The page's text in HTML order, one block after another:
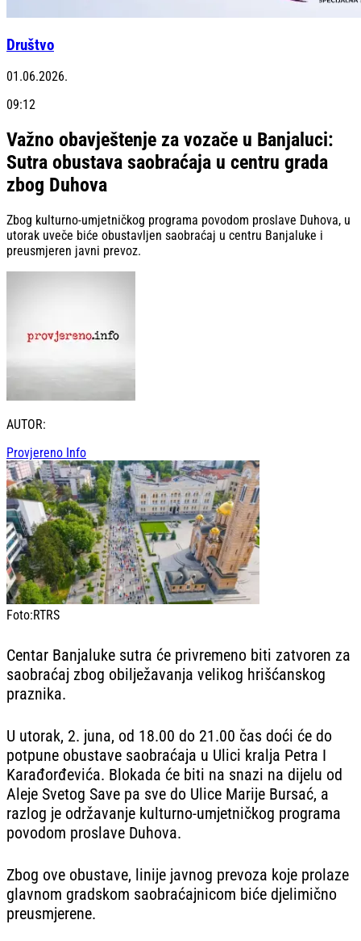
Društvo
01.06.2026.
09:12
Važno obavještenje za vozače u Banjaluci:
Sutra obustava saobraćaja u centru grada
zbog Duhova
Zbog kulturno-umjetničkog programa povodom proslave Duhova, u
utorak uveče biće obustavljen saobraćaj u centru Banjaluke i
preusmjeren javni prevoz.
AUTOR:
Provjereno Info
Foto:RTRS
Centar Banjaluke sutra će privremeno biti zatvoren za
saobraćaj zbog obilježavanja velikog hrišćanskog
praznika.
U utorak, 2. juna, od 18.00 do 21.00 čas doći će do
potpune obustave saobraćaja u Ulici kralja Petra I
Karađorđevića. Blokada će biti na snazi na dijelu od
Aleje Svetog Save pa sve do Ulice Marije Bursać, a
razlog je održavanje kulturno-umjetničkog programa
povodom proslave Duhova.
Zbog ove obustave, linije javnog prevoza koje prolaze
glavnom gradskom saobraćajnicom biće djelimično
preusmjerene.